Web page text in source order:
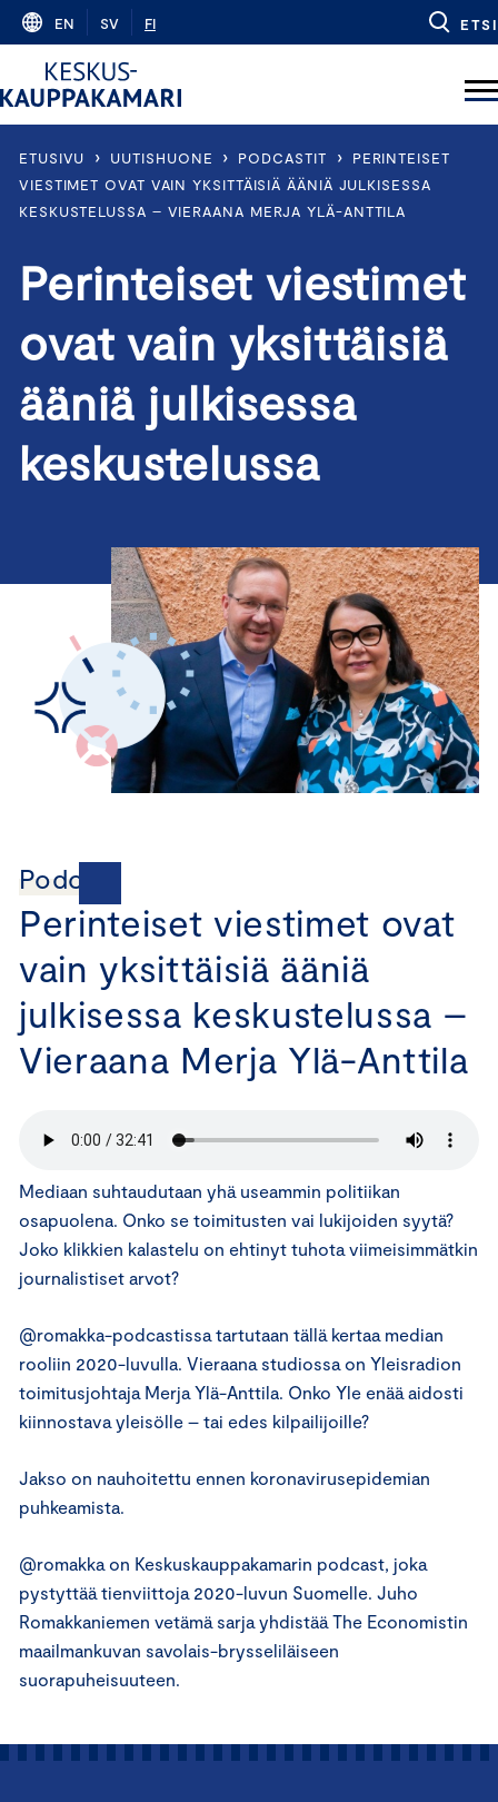
Skip
content
EN SV FI ETSI
ETUSIVU › UUTISHUONE › PODCASTIT ›
PERINTEISET
VIESTIMET OVAT VAIN YKSITTÄISIÄ ÄÄNIÄ JULKISESSA
KESKUSTELUSSA – VIERAANA MERJA YLÄ-ANTTILA
Perinteiset viestimet
ovat vain yksittäisiä
ääniä julkisessa
keskustelussa
Podcast
Perinteiset viestimet ovat
vain yksittäisiä ääniä
julkisessa keskustelussa –
Vieraana Merja Ylä-Anttila
Mediaan suhtaudutaan yhä useammin politiikan
osapuolena. Onko se toimitusten vai lukijoiden syytä?
Joko klikkien kalastelu on ehtinyt tuhota viimeisimmätkin
journalistiset arvot?
@romakka-podcastissa tartutaan tällä kertaa median
rooliin 2020-luvulla. Vieraana studiossa on Yleisradion
toimitusjohtaja Merja Ylä-Anttila. Onko Yle enää aidosti
kiinnostava yleisölle – tai edes kilpailijoille?
Jakso on nauhoitettu ennen koronavirusepidemian
puhkeamista.
@romakka on Keskuskauppakamarin podcast, joka
pystyttää tienviittoja 2020-luvun Suomelle. Juho
Romakkaniemen vetämä sarja yhdistää The Economistin
maailmankuvan savolais-brysseliläiseen
suorapuheisuuteen.